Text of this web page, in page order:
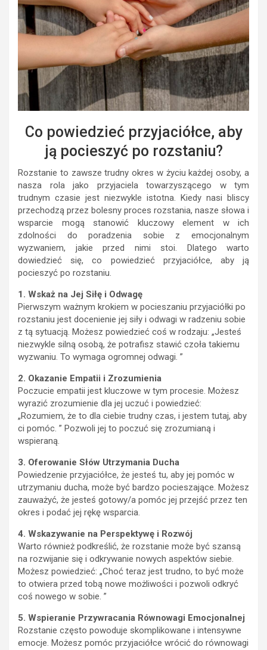
Co powiedzieć przyjaciółce, aby
ją pocieszyć po rozstaniu?
Rozstanie to zawsze trudny okres w życiu każdej osoby, a
nasza rola jako przyjaciela towarzyszącego w tym
trudnym czasie jest niezwykle istotna. Kiedy nasi bliscy
przechodzą przez bolesny proces rozstania, nasze słowa i
wsparcie mogą stanowić kluczowy element w ich
zdolności do poradzenia sobie z emocjonalnym
wyzwaniem, jakie przed nimi stoi. Dlatego warto
dowiedzieć się, co powiedzieć przyjaciółce, aby ją
pocieszyć po rozstaniu.
1. Wskaż na Jej Siłę i Odwagę
Pierwszym ważnym krokiem w pocieszaniu przyjaciółki po
rozstaniu jest docenienie jej siły i odwagi w radzeniu sobie
z tą sytuacją. Możesz powiedzieć coś w rodzaju: „Jesteś
niezwykle silną osobą, że potrafisz stawić czoła takiemu
wyzwaniu. To wymaga ogromnej odwagi. ”
2. Okazanie Empatii i Zrozumienia
Poczucie empatii jest kluczowe w tym procesie. Możesz
wyrazić zrozumienie dla jej uczuć i powiedzieć:
„Rozumiem, że to dla ciebie trudny czas, i jestem tutaj, aby
ci pomóc. ” Pozwoli jej to poczuć się zrozumianą i
wspieraną.
3. Oferowanie Słów Utrzymania Ducha
Powiedzenie przyjaciółce, że jesteś tu, aby jej pomóc w
utrzymaniu ducha, może być bardzo pocieszające. Możesz
zauważyć, że jesteś gotowy/a pomóc jej przejść przez ten
okres i podać jej rękę wsparcia.
4. Wskazywanie na Perspektywę i Rozwój
Warto również podkreślić, że rozstanie może być szansą
na rozwijanie się i odkrywanie nowych aspektów siebie.
Możesz powiedzieć: „Choć teraz jest trudno, to być może
to otwiera przed tobą nowe możliwości i pozwoli odkryć
coś nowego w sobie. ”
5. Wspieranie Przywracania Równowagi Emocjonalnej
Rozstanie często powoduje skomplikowane i intensywne
emocje. Możesz pomóc przyjaciółce wrócić do równowagi